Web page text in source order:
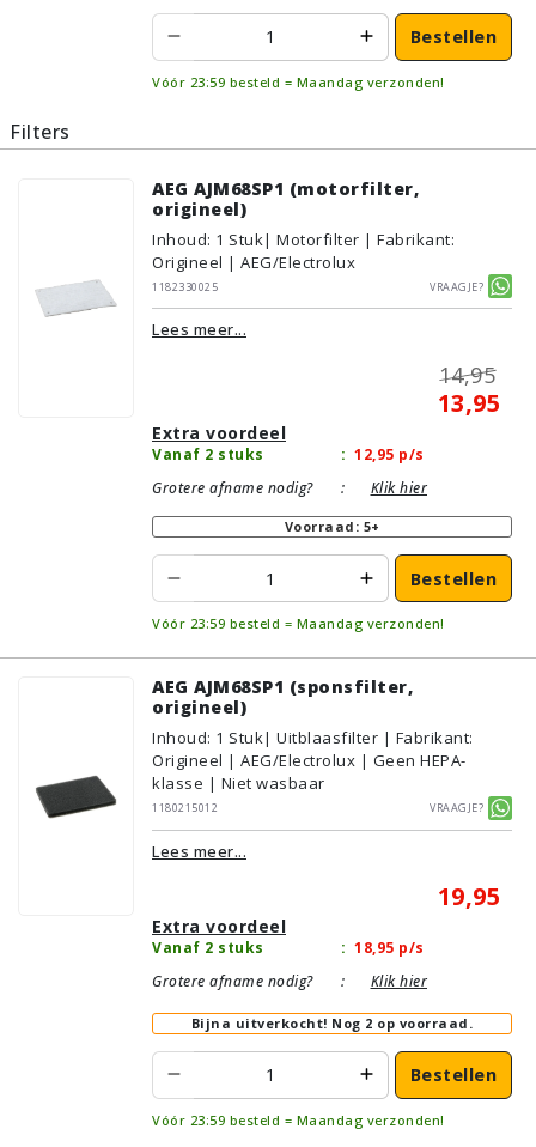
Bestellen
Vóór 23:59 besteld = Maandag verzonden!
Filters
AEG AJM68SP1 (motorfilter,
origineel)
Inhoud: 1 Stuk| Motorfilter | Fabrikant:
Origineel | AEG/Electrolux
1182330025
Vraagje?
Lees meer...
14,95
13,95
Extra voordeel
Vanaf 2 stuks : 12,95 p/s
Grotere afname nodig?
: Klik hier
Voorraad: 5+
Bestellen
Vóór 23:59 besteld = Maandag verzonden!
AEG AJM68SP1 (sponsfilter,
origineel)
Inhoud: 1 Stuk| Uitblaasfilter | Fabrikant:
Origineel | AEG/Electrolux | Geen HEPA-
klasse | Niet wasbaar
1180215012
Vraagje?
Lees meer...
19,95
Extra voordeel
Vanaf 2 stuks : 18,95 p/s
Grotere afname nodig?
: Klik hier
Bijna uitverkocht! Nog 2 op voorraad.
Bestellen
Vóór 23:59 besteld = Maandag verzonden!